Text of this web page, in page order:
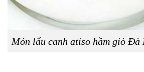
Món lẩu canh atiso hầm giò Đà